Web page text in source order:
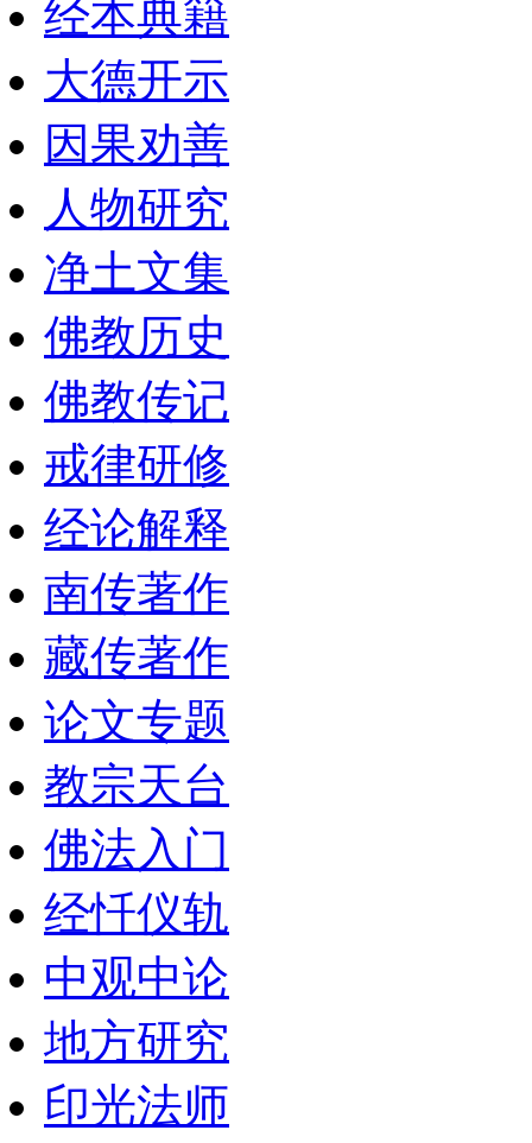
经本典籍
大德开示
因果劝善
人物研究
净土文集
佛教历史
佛教传记
戒律研修
经论解释
南传著作
藏传著作
论文专题
教宗天台
佛法入门
经忏仪轨
中观中论
地方研究
印光法师